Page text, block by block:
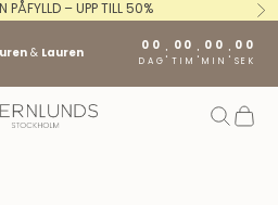
PÅFYLLD – UPP TILL 50%
& Lauren
00
DAG : 00
TIM : 00
MIN : 00
SEK
fashion agency AB Öppna